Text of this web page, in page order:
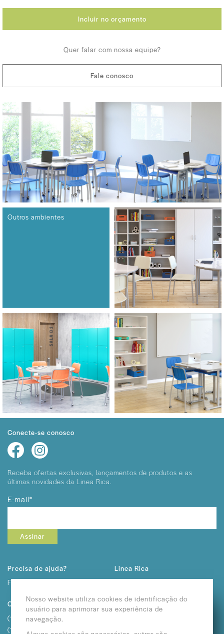
Incluir no orçamento
Quer falar com nossa equipe?
Fale conosco
Outros ambientes
Conecte-se conosco
Receba ofertas exclusivas, lançamentos de produtos e as
últimas novidades da Linea Rica.
E-mail*
Assinar
Precisa de ajuda?
Fale conosco
Contato
(11) 2292-3232
(11) 2362-3611
Linea Rica
Sobre Nós
Nosso website utiliza cookies de identificação do
usuário para aprimorar sua experiência de
navegação.